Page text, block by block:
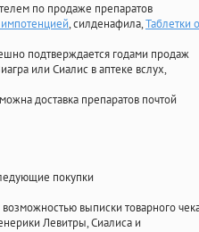
по продаже препаратов
, силденафила,Таблетки
подтверждается годами продаж
или Сиалис в аптеке вслух,
доставка препаратов почтой
покупки
выписки товарного
Левитры, Сиалиса и